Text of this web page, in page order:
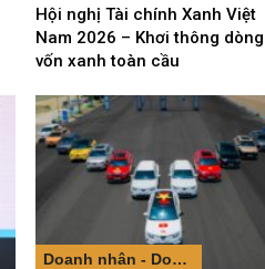
Hội nghị Tài chính Xanh Việt
Nam 2026 – Khơi thông dòng
vốn xanh toàn cầu
Doanh nhân - Doanh nghiệp